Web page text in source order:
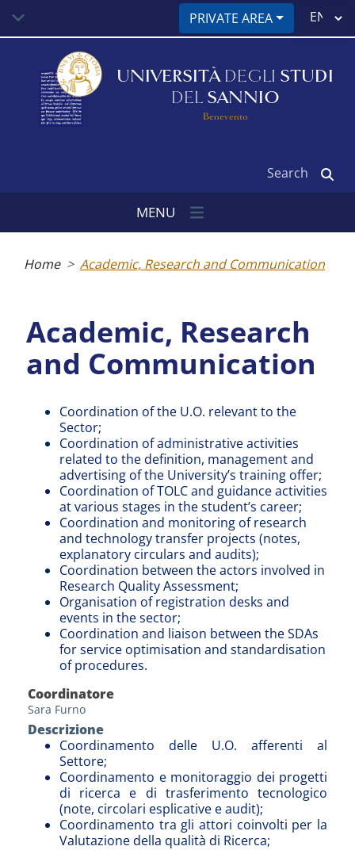
main
PRIVATE AREA
Select
UNIVERSITÀ DEGLI STUDI
DEL SANNIO
Benevento
MENU
Home Academic, Research and Communication
Academic, Research
and Communication
Coordination of the U.O. relevant to the
Sector;
Coordination of administrative activities
related to the definition, management and
advertising of the University’s training offer;
Coordination of TOLC and guidance activities
at various stages in the student’s career;
Coordination and monitoring of research
and technology transfer projects (notes,
explanatory circulars and audits);
Coordination between the actors involved in
Research Quality Assessment;
Organisation of registration desks and
events in the sector;
Coordination and liaison between the SDAs
for service optimisation and standardisation
of procedures.
Coordinatore
Sara Furno
Descrizione
Coordinamento delle U.O. afferenti al
Settore;
Coordinamento e monitoraggio dei progetti
di ricerca e di trasferimento tecnologico
(note, circolari esplicative e audit);
Coordinamento tra gli attori coinvolti per la
Valutazione della qualità di Ricerca;